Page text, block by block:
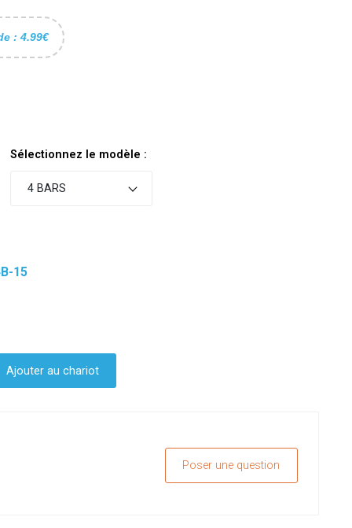
: 4.99€
Sélectionnez le modèle :
4 BARS
15
Ajouter au chariot
Poser une question